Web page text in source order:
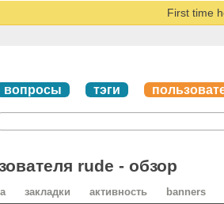
First time
вопросы тэги
rude - обзор
закладки активность banners